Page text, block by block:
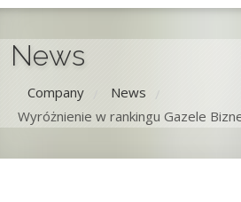
News
Company News
/
Wyróżnienie w rankingu Gazele